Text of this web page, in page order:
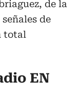
de la
de
total
EN